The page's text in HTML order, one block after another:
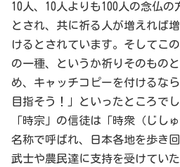
10人、10人よりも100人の念仏
とされ、共に祈る人が増えれば
けるとされています。そしてこ
の一種、というか祈りそのもの
め、キャッチコピーを付けるな
目指そう！」といったところで
「時宗」の信徒は「時衆（じし
名称で呼ばれ、日本各地を歩き
武士や農民達に支持を受けていた